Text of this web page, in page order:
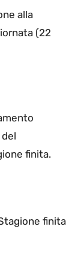
alla
(22
finita.
finita